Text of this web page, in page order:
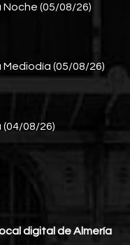
(05/08/26)
(05/08/26)
08/26)
digital de Almería